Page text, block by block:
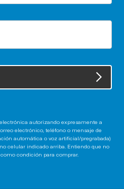
autorizando expresamente a
electrónico, teléfono o mensaje de
automática o voz artificial/pregrabada)
celular indicado arriba. Entiendo que no
condición para comprar.